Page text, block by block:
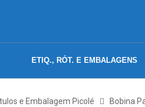
ETIQ., RÓT. E EMBALAGENS
e Embalagem Picolé Bobina